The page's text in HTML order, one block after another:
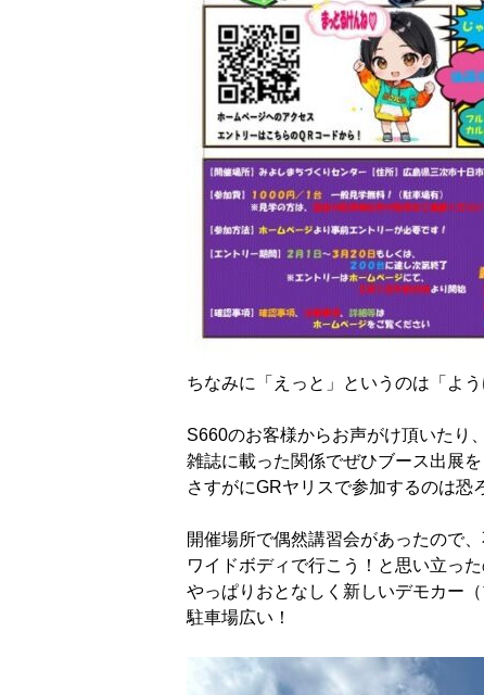
ちなみに「えっと」というのは「よ
S660のお客様からお声がけ頂いたり、
雑誌に載った関係でぜひブース出展
さすがにGRヤリスで参加するのは恐
開催場所で偶然講習会があったので
ワイドボディで行こう！と思い立った
やっぱりおとなしく新しいデモカー
駐車場広い！